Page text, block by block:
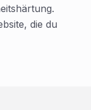
die du